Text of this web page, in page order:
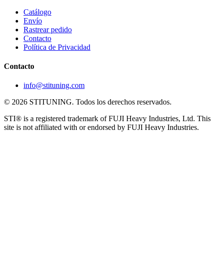
Catálogo
Envío
Rastrear pedido
Contacto
Política de Privacidad
Contacto
info@stituning.com
© 2026 STITUNING. Todos los derechos reservados.
STI® is a registered trademark of FUJI Heavy Industries, Ltd. This
site is not affiliated with or endorsed by FUJI Heavy Industries.